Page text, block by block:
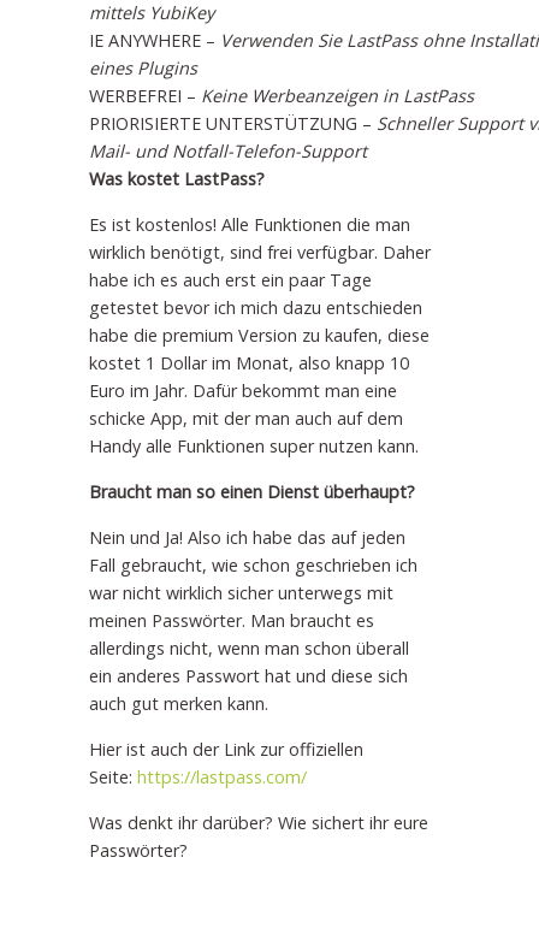
mittels YubiKey
IE ANYWHERE – Verwenden Sie LastPass ohne
eines Plugins
WERBEFREI – Keine Werbeanzeigen in LastPass
PRIORISIERTE UNTERSTÜTZUNG – Schneller Support
Mail- und Notfall-Telefon-Support
Was kostet LastPass?
Es ist kostenlos! Alle Funktionen die man
wirklich benötigt, sind frei verfügbar. Daher
habe ich es auch erst ein paar Tage
getestet bevor ich mich dazu entschieden
habe die premium Version zu kaufen, diese
kostet 1 Dollar im Monat, also knapp 10
Euro im Jahr. Dafür bekommt man eine
schicke App, mit der man auch auf dem
Handy alle Funktionen super nutzen kann.
Braucht man so einen Dienst überhaupt?
Nein und Ja! Also ich habe das auf jeden
Fall gebraucht, wie schon geschrieben ich
war nicht wirklich sicher unterwegs mit
meinen Passwörter. Man braucht es
allerdings nicht, wenn man schon überall
ein anderes Passwort hat und diese sich
auch gut merken kann.
Hier ist auch der Link zur offiziellen
Seite: https://lastpass.com/
Was denkt ihr darüber? Wie sichert ihr eure
Passwörter?